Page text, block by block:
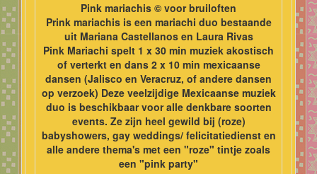
Pink mariachis © voor bruiloften
Prink mariachis is een mariachi duo bestaande
uit Mariana Castellanos en Laura Rivas
Pink Mariachi spelt 1 x 30 min muziek akostisch
of verterkt en dans 2 x 10 min mexicaanse
dansen (Jalisco en Veracruz, of andere dansen
op verzoek) Deze veelzijdige Mexicaanse muziek
duo is beschikbaar voor alle denkbare soorten
events. Ze zijn heel gewild bij (roze)
babyshowers, gay weddings/ felicitatiedienst en
alle andere thema's met een "roze" tintje zoals
een "pink party"